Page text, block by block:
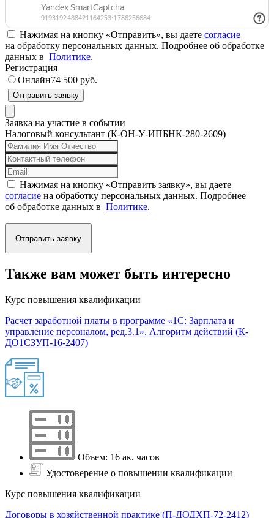
Нажимая на кнопку «Отправить», вы даете согласие
на обработку персональных данных. Подробнее об обработке
данных в Политике.
Регистрация
Онлайн74 500 руб.
Отправить заявку
Заявка на участие в событии
Налоговый консультант (К-ОН-У-ИПБНК-280-2609)
Нажимая на кнопку «Отправить заявку», вы даете
согласие на обработку персональных данных. Подробнее
об обработке данных в Политике.
Отправить заявку
Также вам может быть интересно
Курс повышения квалификации
Расчет заработной платы в программе «1С: Зарплата и
управление персоналом, ред.3.1». Алгоритм действий (К-
ДО1СЗУП-16-2407)
Объем: 16 ак. часов
Удостоверение о повышении квалификации
Курс повышения квалификации
Договоры в хозяйственной практике (П-ДОДХП-72-2412)